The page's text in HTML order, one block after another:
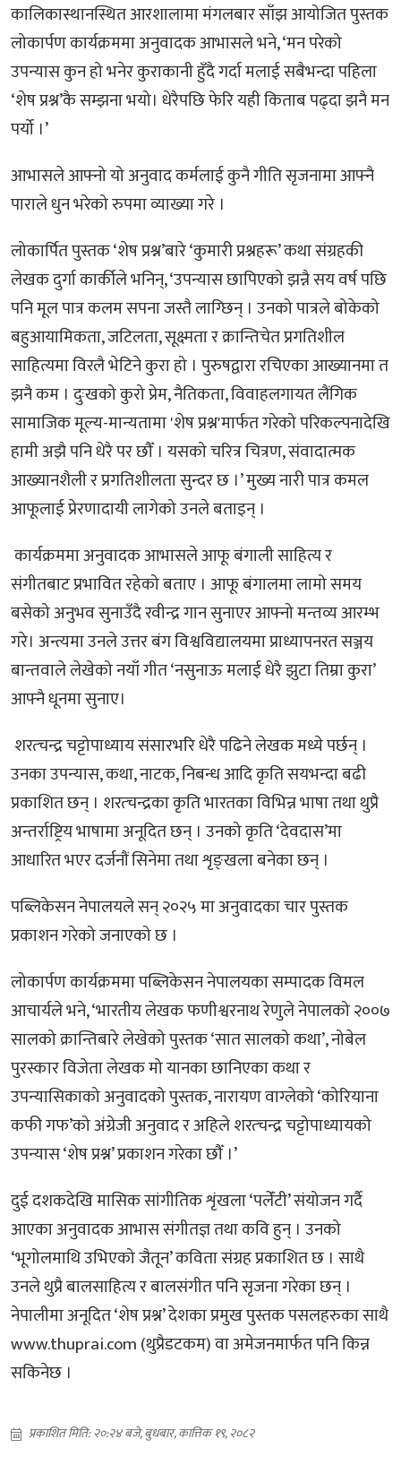
कालिकास्थानस्थित आरशालामा मंगलबार साँझ आयोजित पुस्तक
लोकार्पण कार्यक्रममा अनुवादक आभासले भने, ‘मन परेको
उपन्यास कुन हो भनेर कुराकानी हुँदै गर्दा मलाई सबैभन्दा पहिला
‘शेष प्रश्न’कै सम्झना भयो। धेरैपछि फेरि यही किताब पढ्दा झनै मन
पर्यो ।’
आभासले आफ्नो यो अनुवाद कर्मलाई कुनै गीति सृजनामा आफ्नै
पाराले धुन भरेको रुपमा व्याख्या गरे ।
लोकार्पित पुस्तक ‘शेष प्रश्न’बारे ‘कुमारी प्रश्नहरू’ कथा संग्रहकी
लेखक दुर्गा कार्कीले भनिन्, ‘उपन्यास छापिएको झन्नै सय वर्ष पछि
पनि मूल पात्र कलम सपना जस्तै लाग्छिन् । उनको पात्रले बोकेको
बहुआयामिकता, जटिलता, सूक्ष्मता र क्रान्तिचेत प्रगतिशील
साहित्यमा विरलै भेटिने कुरा हो । पुरुषद्वारा रचिएका आख्यानमा त
झनै कम । दुःखको कुरो प्रेम, नैतिकता, विवाहलगायत लैंगिक
सामाजिक मूल्य-मान्यतामा 'शेष प्रश्न'मार्फत गरेको परिकल्पनादेखि
हामी अझै पनि धेरै पर छौँ । यसको चरित्र चित्रण, संवादात्मक
आख्यानशैली र प्रगतिशीलता सुन्दर छ ।’ मुख्य नारी पात्र कमल
आफूलाई प्रेरणादायी लागेको उनले बताइन् ।
कार्यक्रममा अनुवादक आभासले आफू बंगाली साहित्य र
संगीतबाट प्रभावित रहेको बताए । आफू बंगालमा लामो समय
बसेको अनुभव सुनाउँदै रवीन्द्र गान सुनाएर आफ्नो मन्तव्य आरम्भ
गरे। अन्त्यमा उनले उत्तर बंग विश्वविद्यालयमा प्राध्यापनरत सञ्जय
बान्तवाले लेखेको नयाँ गीत ‘नसुनाऊ मलाई धेरै झुटा तिम्रा कुरा’
आफ्नै धूनमा सुनाए।
शरत्चन्द्र चट्टोपाध्याय संसारभरि धेरै पढिने लेखक मध्ये पर्छन् ।
उनका उपन्यास, कथा, नाटक, निबन्ध आदि कृति सयभन्दा बढी
प्रकाशित छन् । शरत्चन्द्रका कृति भारतका विभिन्न भाषा तथा थुप्रै
अन्तर्राष्ट्रिय भाषामा अनूदित छन् । उनको कृति ‘देवदास’मा
आधारित भएर दर्जनौं सिनेमा तथा शृङ्खला बनेका छन् ।
पब्लिकेसन नेपालयले सन् २०२५ मा अनुवादका चार पुस्तक
प्रकाशन गरेको जनाएको छ ।
लोकार्पण कार्यक्रममा पब्लिकेसन नेपालयका सम्पादक विमल
आचार्यले भने, ‘भारतीय लेखक फणीश्वरनाथ रेणुले नेपालको २००७
सालको क्रान्तिबारे लेखेको पुस्तक ‘सात सालको कथा’, नोबेल
पुरस्कार विजेता लेखक मो यानका छानिएका कथा र
उपन्यासिकाको अनुवादको पुस्तक, नारायण वाग्लेको ‘कोरियाना
कफी गफ’को अंग्रेजी अनुवाद र अहिले शरत्चन्द्र चट्टोपाध्यायको
उपन्यास ‘शेष प्रश्न’ प्रकाशन गरेका छौँ ।’
दुई दशकदेखि मासिक सांगीतिक शृंखला ‘पलेँटी’ संयोजन गर्दै
आएका अनुवादक आभास संगीतज्ञ तथा कवि हुन् । उनको
‘भूगोलमाथि उभिएको जैतून’ कविता संग्रह प्रकाशित छ । साथै
उनले थुप्रै बालसाहित्य र बालसंगीत पनि सृजना गरेका छन् ।
नेपालीमा अनूदित ‘शेष प्रश्न’ देशका प्रमुख पुस्तक पसलहरुका साथै
www.thuprai.com (थुप्रैडटकम) वा अमेजनमार्फत पनि किन्न
सकिनेछ ।
प्रकाशित मिति: २०:२४ बजे, बुधबार, कात्तिक १९, २०८२